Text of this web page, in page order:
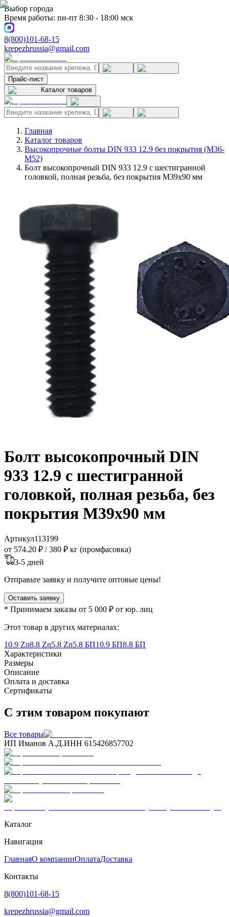
Выбор города
Время работы: пн-пт 8:30 - 18:00 мск
8(800)101-68-15
krepezhrussia@gmail.com
Прайс-лист
Каталог товаров
Главная
Каталог товаров
Высокопрочные болты DIN 933 12.9 без покрытия (M36-
M52)
Болт высокопрочный DIN 933 12.9 с шестигранной
головкой, полная резьба, без покрытия M39x90 мм
Болт высокопрочный DIN
933 12.9 с шестигранной
головкой, полная резьба, без
покрытия M39x90 мм
Артикул113199
от 574.20 ₽ /380 ₽ кг (промфасовка)
3-5 дней
Отправьте заявку и получите оптовые цены!
Оставить заявку
* Принимаем заказы от 5 000 ₽ от юр. лиц
Этот товар в других материалах:
10.9 Zn8.8 Zn5.8 Zn5.8 БП10.9 БП8.8 БП
Характеристики
Размеры
Описание
Оплата и доставка
Сертификаты
С этим товаром покупают
Все товары
ИП Иманов А.Д.ИНН 615426857702
Каталог
Навигация
ГлавнаяО компанииОплатаДоставка
Контакты
8(800)101-68-15
krepezhrussia@gmail.com